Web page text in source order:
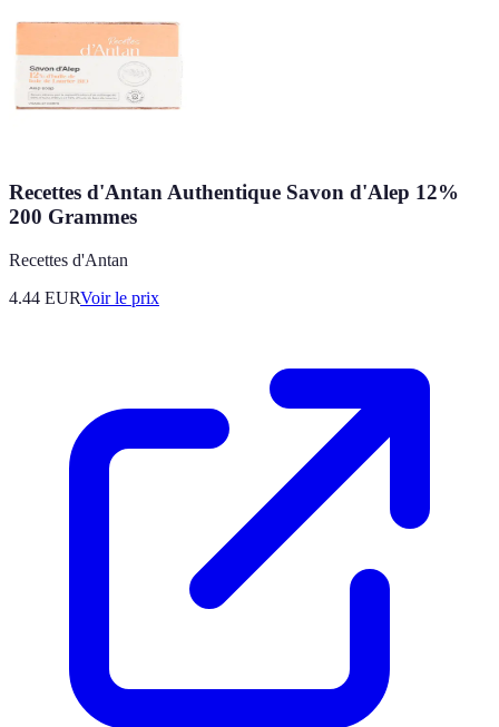
Recettes d'Antan Authentique Savon d'Alep 12%
200 Grammes
Recettes d'Antan
4.44 EURVoir le prix